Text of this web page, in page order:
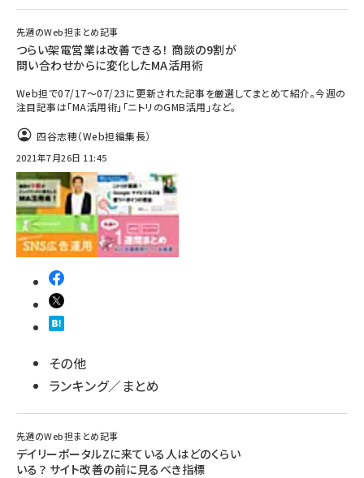
先週のWeb担まとめ記事
つらい架電営業は改善できる！ 商談の9割が
問い合わせからに変化したMA活用術
Web担で07/17～07/23に更新された記事を厳選してまとめて紹介。今週の
注目記事は「MA活用術」「ニトリのGMB活用」など。
四谷志穂（Web担編集長）
2021年7月26日 11:45
その他
ランキング／まとめ
先週のWeb担まとめ記事
デイリーポータルZに来ている人はどのくらい
いる？ サイト改善の前に見るべき指標